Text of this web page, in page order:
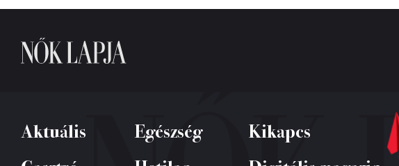
Aktuális Egészség
Kikapcs